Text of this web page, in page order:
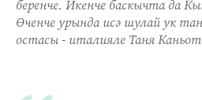
беренче. Икенче баскычта да
Өченче урында исә шулай ук
остасы - италияле Таня